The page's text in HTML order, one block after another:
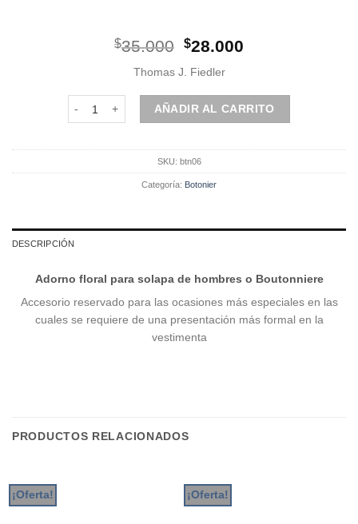
$35.000 El
original
era:
$35.000.
$28.000
es:
$28.000.
Thomas J. Fiedler
Botonier | Burdeo cantidad
AÑADIR AL CARRITO
SKU: btn06
Categoría: Botonier
DESCRIPCIÓN
Adorno floral para solapa de hombres o Boutonniere
Accesorio reservado para las ocasiones más especiales en las
cuales se requiere de una presentación más formal en la
vestimenta
PRODUCTOS RELACIONADOS
¡Oferta! ¡Oferta!